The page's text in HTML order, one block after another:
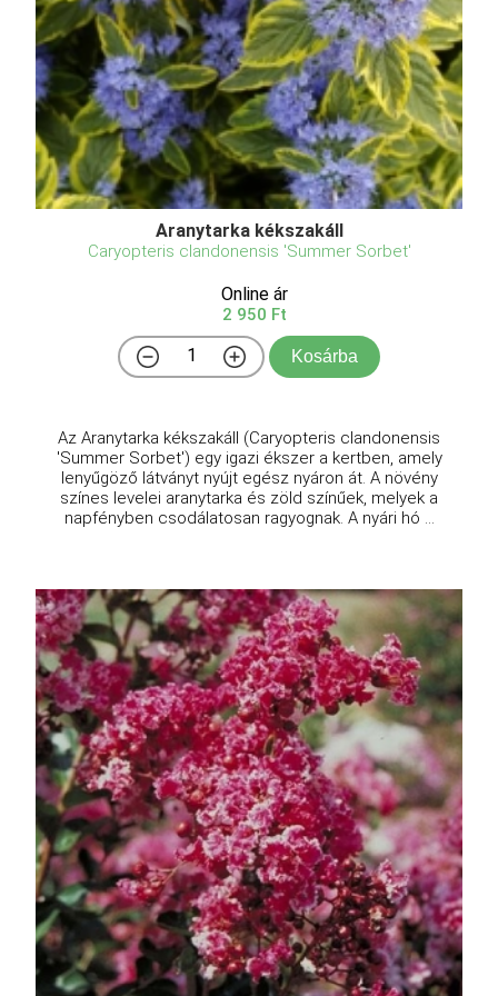
Aranytarka kékszakáll
Caryopteris clandonensis 'Summer Sorbet'
Online ár
2 950 Ft
Kosárba
Az Aranytarka kékszakáll (Caryopteris clandonensis
'Summer Sorbet') egy igazi ékszer a kertben, amely
lenyűgöző látványt nyújt egész nyáron át. A növény
színes levelei aranytarka és zöld színűek, melyek a
napfényben csodálatosan ragyognak. A nyári hó ...